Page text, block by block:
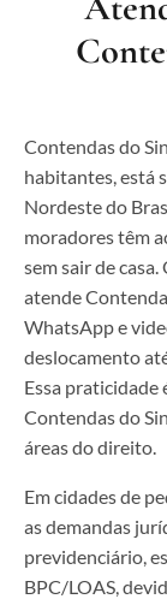
Contendas do
habitantes, está
Nordeste do
moradores têm
sem sair de
atende
WhatsApp e
deslocamento
Essa praticidade
Contendas do
áreas do direito.
Em cidades de
as demandas
previdenciário,
BPC/LOAS,